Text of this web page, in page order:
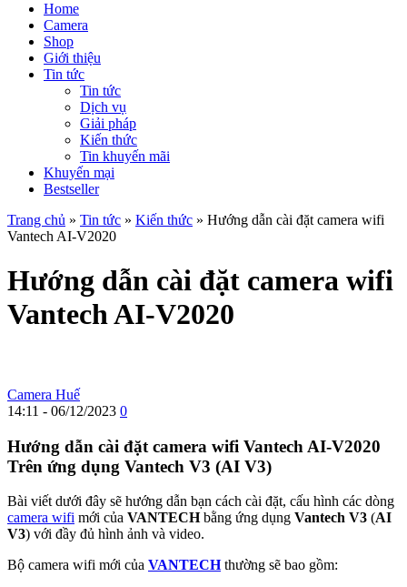
Home
Camera
Shop
Giới thiệu
Tin tức
Tin tức
Dịch vụ
Giải pháp
Kiến thức
Tin khuyến mãi
Khuyến mại
Bestseller
Trang chủ » Tin tức » Kiến thức » Hướng dẫn cài đặt camera wifi
Vantech AI-V2020
Hướng dẫn cài đặt camera wifi
Vantech AI-V2020
Camera Huế
14:11 - 06/12/2023 0
Hướng dẫn cài đặt camera wifi Vantech AI-V2020
Trên ứng dụng Vantech V3 (AI V3)
Bài viết dưới đây sẽ hướng dẫn bạn cách cài đặt, cấu hình các dòng
camera wifi mới của VANTECHbằng ứng dụng Vantech V3 (AI
V3) với đầy đủ hình ảnh và video.
Bộ camera wifi mới của VANTECHthường sẽ bao gồm: